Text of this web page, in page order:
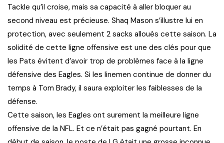
Tackle qu’il croise, mais sa capacité à aller bloquer au
second niveau est précieuse. Shaq Mason s’illustre lui en
protection, avec seulement 2 sacks alloués cette saison. La
solidité de cette ligne offensive est une des clés pour que
les Pats évitent d’avoir trop de problèmes face à la ligne
défensive des Eagles. Si les linemen continue de donner du
temps à Tom Brady, il saura exploiter les faiblesses de la
défense.
Cette saison, les Eagles ont surement la meilleure ligne
offensive de la NFL. Et ce n’était pas gagné pourtant. En